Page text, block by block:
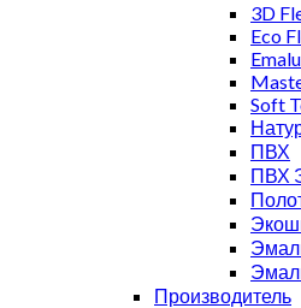
3D
Eco
Soft
ПВХ
ПВХ
Производитель